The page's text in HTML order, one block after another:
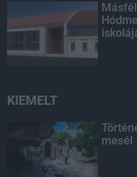
KIEMELT
mesél